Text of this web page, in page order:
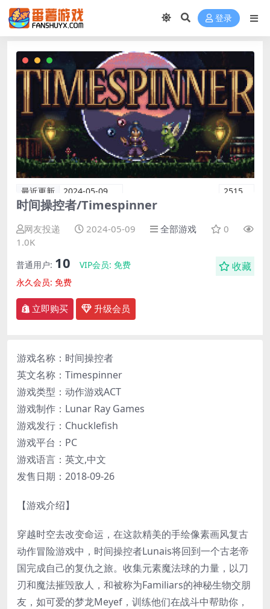
登录
最近更新 2024-05-09 2515
时间操控者/Timespinner
网友投递 2024-05-09 全部游戏
0
1.0K
普通用户: 10 VIP会员: 免费
永久会员: 免费
收藏
立即购买 升级会员
游戏名称：时间操控者
英文名称：Timespinner
游戏类型：动作游戏ACT
游戏制作：Lunar Ray Games
游戏发行：Chucklefish
游戏平台：PC
游戏语言：英文,中文
发售日期：2018-09-26
【游戏介绍】
穿越时空去改变命运，在这款精美的手绘像素画风复古
动作冒险游戏中，时间操控者Lunais将回到一个古老帝
国完成自己的复仇之旅。收集元素魔法球的力量，以刀
刃和魔法摧毁敌人，和被称为Familiars的神秘生物交朋
友，如可爱的梦龙Meyef，训练他们在战斗中帮助你，